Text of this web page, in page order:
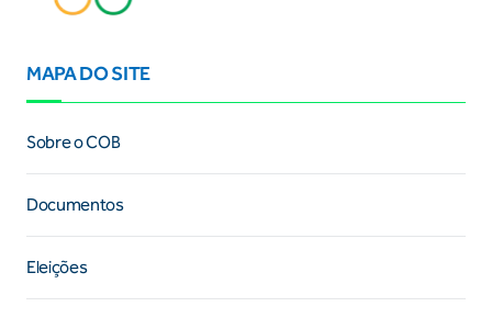
MAPA DO SITE
Sobre o COB
Documentos
Eleições